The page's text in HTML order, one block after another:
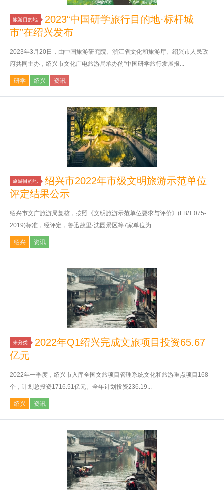
旅游目的地
2023“中国研学旅行目的地·标杆城
市”在绍兴发布
2023年3月20日，由中国旅游研究院、浙江省文化和旅游厅、绍兴市人民政
府共同主办，绍兴市文化广电旅游局承办的“中国研学旅行发展报...
研学 绍兴 资讯
旅游目的地
绍兴市2022年市级文明旅游示范单位
评定结果公示
绍兴市文广旅游局复核，按照《文明旅游示范单位要求与评价》(LB/T 075-
2019)标准，经评定，鲁迅故里·沈园景区等7家单位为...
绍兴 资讯
未分类
2022年Q1绍兴完成文旅项目投资65.67
亿元
2022年一季度，绍兴市入库全国文旅项目管理系统文化和旅游重点项目168
个，计划总投资1716.51亿元。全年计划投资236.19...
绍兴 资讯